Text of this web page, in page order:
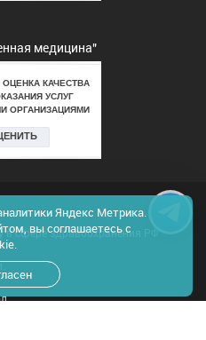
медицина"
в сфере здравоохранения РФ
Яндекс Метрика.
вы соглашаетесь с